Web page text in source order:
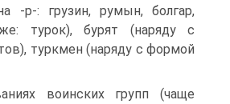
-р-: грузин, румын, болгар,
турок), бурят (наряду с
туркмен (наряду с формой
воинских групп (чаще